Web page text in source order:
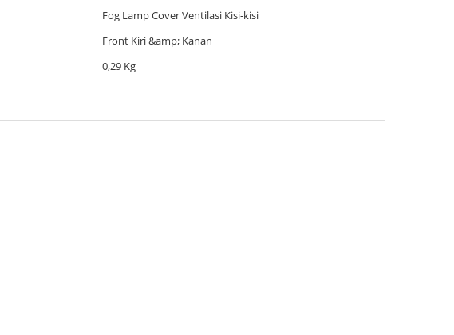
Fog Lamp Cover Ventilasi Kisi-kisi
Front Kiri &amp; Kanan
0,29 Kg